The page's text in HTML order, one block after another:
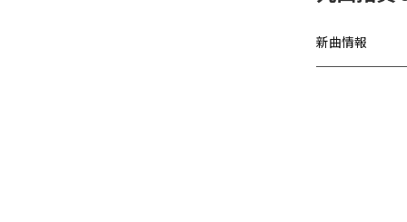
新曲情報